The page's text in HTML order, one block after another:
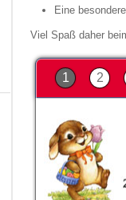
Eine besondere
Viel Spaß daher
1 2
Last